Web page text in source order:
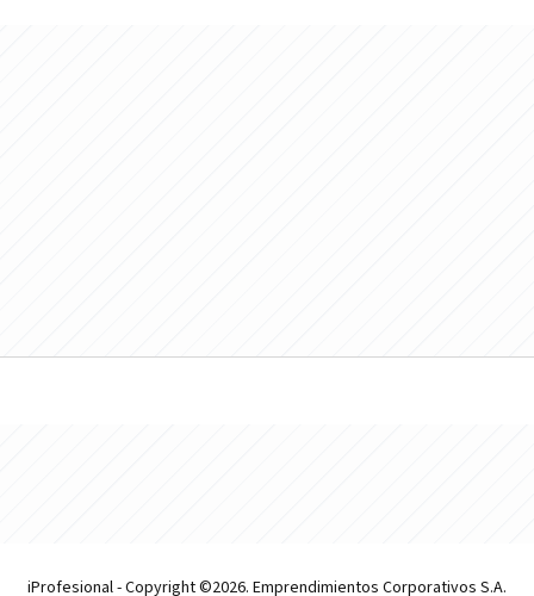
iProfesional - Copyright ©2026. Emprendimientos Corporativos S.A.